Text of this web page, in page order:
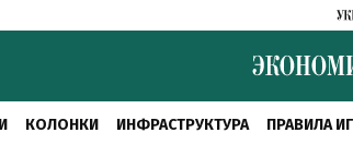
КОЛОНКИ ИНФРАСТРУКТУРА ПРАВИЛА